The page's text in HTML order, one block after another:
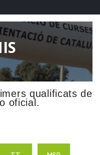
qualificats de
oficial.